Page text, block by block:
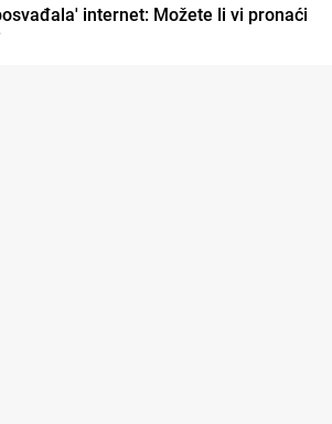
internet: Možete li vi pronaći